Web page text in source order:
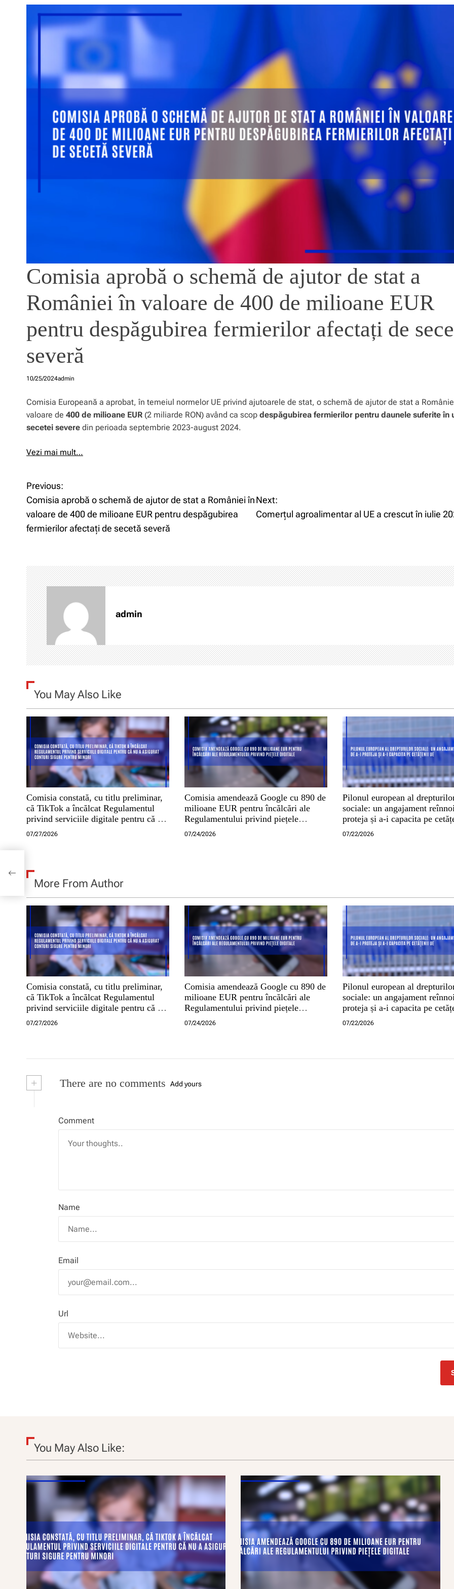
Comisia aprobă o schemă de ajutor de stat a
României în valoare de 400 de milioane EUR
pentru despăgubirea fermierilor afectați de
severă
10/25/2024admin
Comisia Europeană a aprobat, în temeiul normelor UE privind ajutoarele de stat, o schemă de ajutor de stat a
valoare de 400 de milioane EUR (2 miliarde RON) având ca scop despăgubirea fermierilor pentru daunele suferite în
secetei severe din perioada septembrie 2023-august 2024.
Vezi mai mult…
N
a
v
g
a
r
e
î
n
a
t
c
o
l
Previous:
Comisia aprobă o schemă de ajutor de stat a României în
valoare de 400 de milioane EUR pentru despăgubirea
fermierilor afectați de secetă severă
Next:
Comerțul agroalimentar al UE a crescut în iulie
admin
You May Also Like
Comisia constată, cu titlu preliminar,
că TikTok a încălcat Regulamentul
privind serviciile digitale pentru că nu
a asigurat conturi sigure pentru minori
07/27/2026
Comisia amendează Google cu 890 de
milioane EUR pentru încălcări ale
Regulamentului privind piețele
digitale
07/24/2026
Pilonul european al
sociale: un angajament
proteja și a-i capacita pe
07/22/2026
More From Author
Comisia constată, cu titlu preliminar,
că TikTok a încălcat Regulamentul
privind serviciile digitale pentru că nu
a asigurat conturi sigure pentru minori
07/27/2026
Comisia amendează Google cu 890 de
milioane EUR pentru încălcări ale
Regulamentului privind piețele
digitale
07/24/2026
Pilonul european al
sociale: un angajament
proteja și a-i capacita pe
07/22/2026
+ There are no comments Add yours
Comment
Name
Email
Url
You May Also Like: